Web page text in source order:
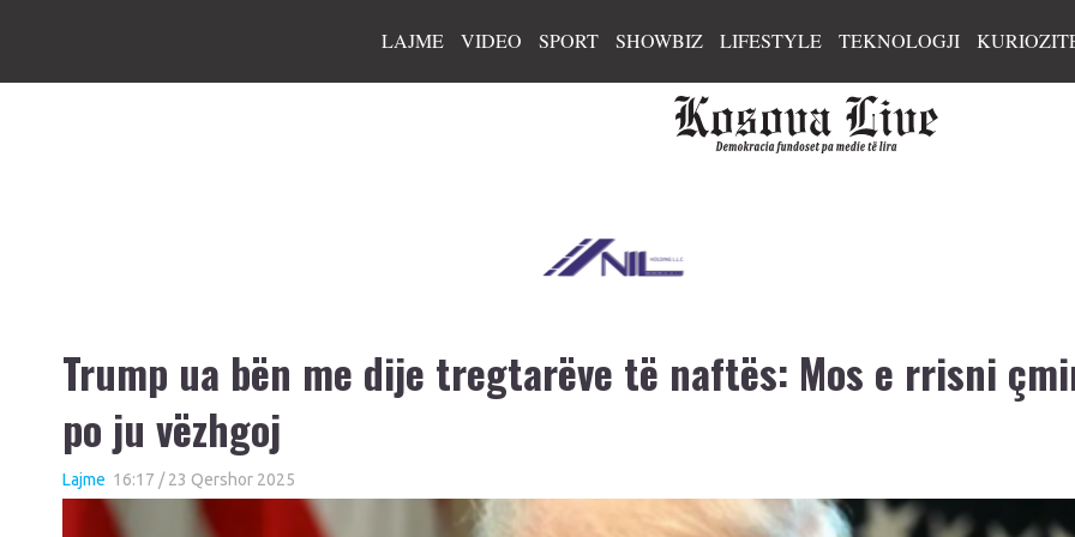
LAJME VIDEO SPORT SHOWBIZ LIFESTYLE TEKNOLOGJI
Trump ua bën me dije tregtarëve të naftës: Mos e rrisni
po ju vëzhgoj
Lajme 16:17 / 23 Qershor 2025